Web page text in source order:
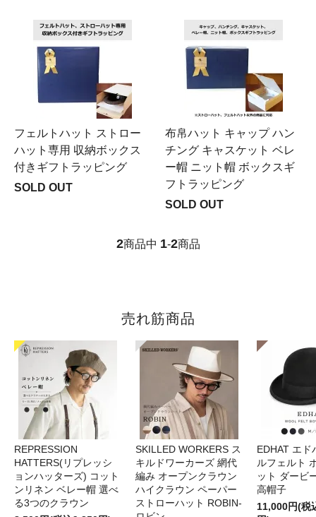
フェルトハット ストロー
ハット専用 収納ボックス
付きギフトラッピング
SOLD OUT
布帛ハット キャップ ハン
チング キャスケット ベレ
ー帽 ニット帽 ボックスギ
フトラッピング
SOLD OUT
2商品中 1-2商品
売れ筋商品
REPRESSION
HATTERS(リプレッシ
ョンハッターズ) コット
ンリネン ベレー帽 選べ
る3つのクラウン
SKILLED WORKERS ス
キルドワーカーズ 網代
編み オープンクラウン
ハイクラウン ペーパー
ストローハット ROBIN-
EDHAT エド
ルフェルト
ット ダービ
高帽子
11,000円(税